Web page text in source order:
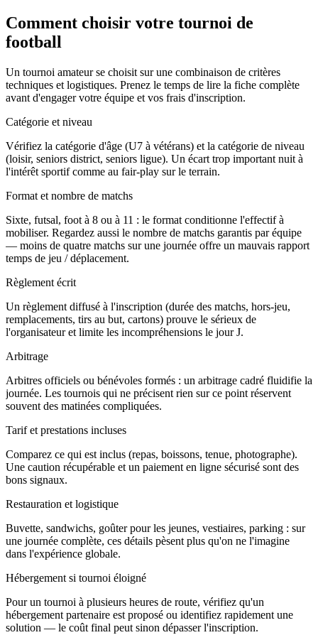
Comment choisir votre tournoi de
football
Un tournoi amateur se choisit sur une combinaison de critères
techniques et logistiques. Prenez le temps de lire la fiche complète
avant d'engager votre équipe et vos frais d'inscription.
Catégorie et niveau
Vérifiez la catégorie d'âge (U7 à vétérans) et la catégorie de niveau
(loisir, seniors district, seniors ligue). Un écart trop important nuit à
l'intérêt sportif comme au fair-play sur le terrain.
Format et nombre de matchs
Sixte, futsal, foot à 8 ou à 11 : le format conditionne l'effectif à
mobiliser. Regardez aussi le nombre de matchs garantis par équipe
— moins de quatre matchs sur une journée offre un mauvais rapport
temps de jeu / déplacement.
Règlement écrit
Un règlement diffusé à l'inscription (durée des matchs, hors-jeu,
remplacements, tirs au but, cartons) prouve le sérieux de
l'organisateur et limite les incompréhensions le jour J.
Arbitrage
Arbitres officiels ou bénévoles formés : un arbitrage cadré fluidifie la
journée. Les tournois qui ne précisent rien sur ce point réservent
souvent des matinées compliquées.
Tarif et prestations incluses
Comparez ce qui est inclus (repas, boissons, tenue, photographe).
Une caution récupérable et un paiement en ligne sécurisé sont des
bons signaux.
Restauration et logistique
Buvette, sandwichs, goûter pour les jeunes, vestiaires, parking : sur
une journée complète, ces détails pèsent plus qu'on ne l'imagine
dans l'expérience globale.
Hébergement si tournoi éloigné
Pour un tournoi à plusieurs heures de route, vérifiez qu'un
hébergement partenaire est proposé ou identifiez rapidement une
solution — le coût final peut sinon dépasser l'inscription.